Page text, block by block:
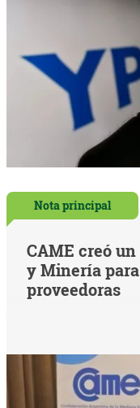
Nota principal
CAME creó
y Minería
proveedoras